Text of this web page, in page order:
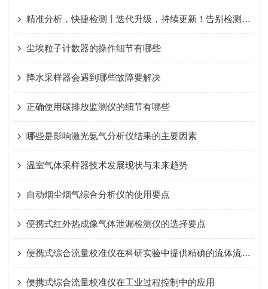
精准分析，快捷检测丨迭代升级，持续更新！告别检测忧虑，好色先生污版便携式甲烷非甲烷总烃分析仪！
尘埃粒子计数器的操作细节有哪些
降水采样器会遇到哪些故障要解决
正确使用碳排放监测仪的细节有哪些
哪些是影响激光氨气分析仪结果的主要因素
温室气体采样器技术发展现状与未来趋势
自动烟尘烟气综合分析仪的使用要点
便携式红外热成像气体泄漏检测仪的选择要点
便携式综合流量校准仪在科研实验中提供精确的流体流量测量
便携式综合流量校准仪在工业过程控制中的应用